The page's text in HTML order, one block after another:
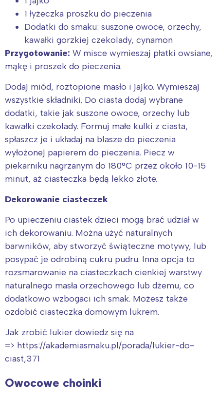
1 łyżeczka proszku do pieczenia
Dodatki do smaku: suszone owoce, orzechy,
kawałki gorzkiej czekolady, cynamon
Przygotowanie: W misce wymieszaj płatki owsiane,
mąkę i proszek do pieczenia.
Dodaj miód, roztopione masło i jajko. Wymieszaj
wszystkie składniki. Do ciasta dodaj wybrane
dodatki, takie jak suszone owoce, orzechy lub
kawałki czekolady. Formuj małe kulki z ciasta,
spłaszcz je i układaj na blasze do pieczenia
wyłożonej papierem do pieczenia. Piecz w
piekarniku nagrzanym do 180°C przez około 10-15
minut, aż ciasteczka będą lekko złote.
Dekorowanie ciasteczek
Po upieczeniu ciastek dzieci mogą brać udział w
ich dekorowaniu. Można użyć naturalnych
barwników, aby stworzyć świąteczne motywy, lub
posypać je odrobiną cukru pudru. Inna opcja to
rozsmarowanie na ciasteczkach cienkiej warstwy
naturalnego masła orzechowego lub dżemu, co
dodatkowo wzbogaci ich smak. Możesz także
ozdobić ciasteczka domowym lukrem.
Jak zrobić lukier dowiedz się na
=> https://akademiasmaku.pl/porada/lukier-do-
ciast,371
Owocowe choinki